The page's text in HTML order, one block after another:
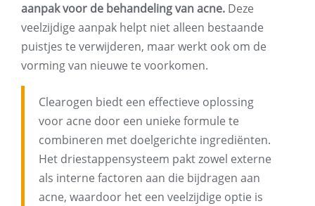
aanpak voor de behandeling van acne. Deze
veelzijdige aanpak helpt niet alleen bestaande
puistjes te verwijderen, maar werkt ook om de
vorming van nieuwe te voorkomen.
Clearogen biedt een effectieve oplossing
voor acne door een unieke formule te
combineren met doelgerichte ingrediënten.
Het driestappensysteem pakt zowel externe
als interne factoren aan die bijdragen aan
acne, waardoor het een veelzijdige optie is